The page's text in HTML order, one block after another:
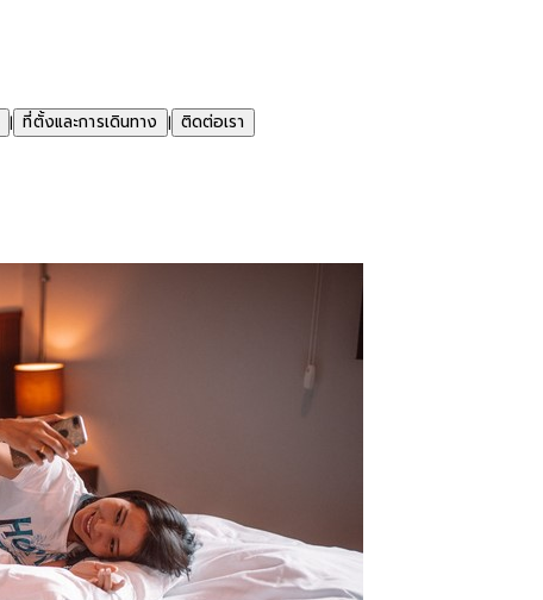
| ที่ตั้งและการเดินทาง | ติดต่อเรา